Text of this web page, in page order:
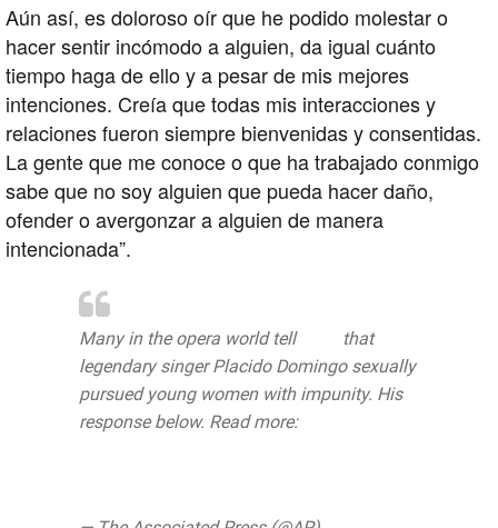
Aún así, es doloroso oír que he podido molestar o
hacer sentir incómodo a alguien, da igual cuánto
tiempo haga de ello y a pesar de mis mejores
intenciones. Creía que todas mis interacciones y
relaciones fueron siempre bienvenidas y consentidas.
La gente que me conoce o que ha trabajado conmigo
sabe que no soy alguien que pueda hacer daño,
ofender o avergonzar a alguien de manera
intencionada”.
Many in the opera world tell
that
legendary singer Placido Domingo sexually
pursued young women with impunity. His
response below. Read more: